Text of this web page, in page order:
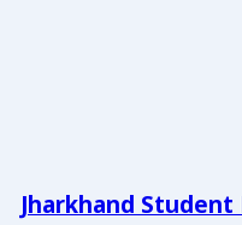
Jharkhand Student